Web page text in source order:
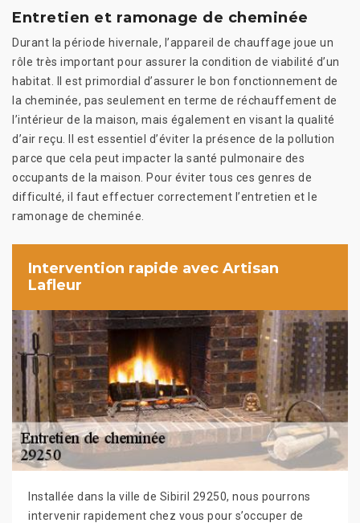
Entretien et ramonage de cheminée
Durant la période hivernale, l’appareil de chauffage joue un
rôle très important pour assurer la condition de viabilité d’un
habitat. Il est primordial d’assurer le bon fonctionnement de
la cheminée, pas seulement en terme de réchauffement de
l’intérieur de la maison, mais également en visant la qualité
d’air reçu. Il est essentiel d’éviter la présence de la pollution
parce que cela peut impacter la santé pulmonaire des
occupants de la maison. Pour éviter tous ces genres de
difficulté, il faut effectuer correctement l’entretien et le
ramonage de cheminée.
Intervention rapide avec Artisan
Lafleur
Installée dans la ville de Sibiril 29250, nous pourrons
intervenir rapidement chez vous pour s’occuper de